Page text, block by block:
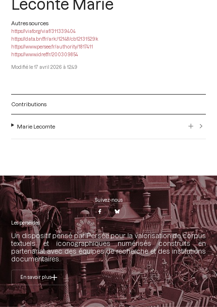
Leconte Marie
Autres sources
https://viaf.org/viaf/311339404
https://data.bnf.fr/ark:/12148/cb12131529k
https://www.persee.fr/authority/1817411
https://www.idref.fr/200309854
17 avril 2026 à 12:49
Contributions
Marie Lecomte
Suivez-nous
Les perséides
Un dispositif pensé par Persée pour la valorisation de corpus
textuels et iconographiques numérisés construits en
partenariat avec des équipes de recherche et des institutions
documentaires.
En savoir plus